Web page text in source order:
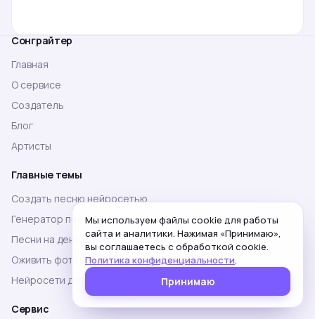
Сонграйтер
Главная
О сервисе
Создатель
Блог
Артисты
Главные темы
Создать песню нейросетью
Генератор песен онлайн
Песни на день рождения
Оживить фото нейросетью
Нейросети для музыки
Сервис
Мы используем файлы cookie для работы
сайта и аналитики. Нажимая «Принимаю»,
вы соглашаетесь с обработкой cookie.
Политика конфиденциальности.
Принимаю